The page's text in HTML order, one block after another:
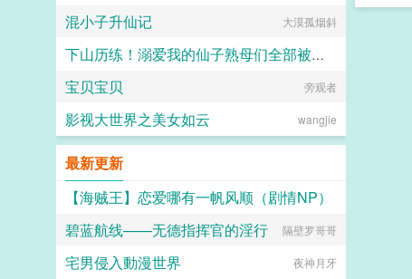
混小子升仙记 大漠孤烟斜
下山历练！溺爱我的仙子熟母们全部被大肉棒野爹隐奸NTR寝取恶堕了！
MP9494
宝贝宝贝 旁观者
影视大世界之美女如云 wangjie
最新更新
【海贼王】恋爱哪有一帆风顺（剧情NP）
飙马厉刀
碧蓝航线——无德指挥官的淫行 隔壁罗哥哥
宅男侵入動漫世界 夜神月牙